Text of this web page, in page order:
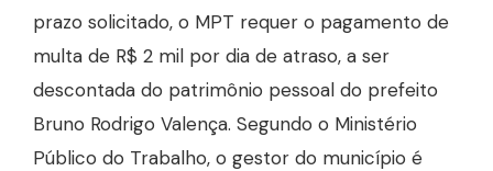
prazo solicitado, o MPT requer o pagamento de
multa de R$ 2 mil por dia de atraso, a ser
descontada do patrimônio pessoal do prefeito
Bruno Rodrigo Valença. Segundo o Ministério
Público do Trabalho, o gestor do município é